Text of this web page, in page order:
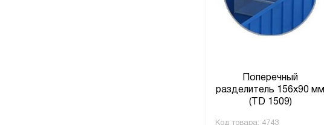
Поперечный
разделитель 156х90 мм
(TD 1509)
Код товара: 4743